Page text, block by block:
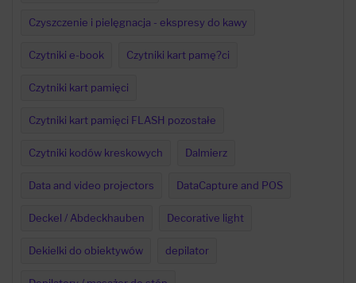
Czyszczenie i pielęgnacja - ekspresy do kawy
Czytniki e-book Czytniki kart pamę?ci
Czytniki kart pamięci
Czytniki kart pamięci FLASH pozostałe
Czytniki kodów kreskowych Dalmierz
Data and video projectors DataCapture and POS
Deckel / Abdeckhauben Decorative light
Dekielki do obiektywów depilator